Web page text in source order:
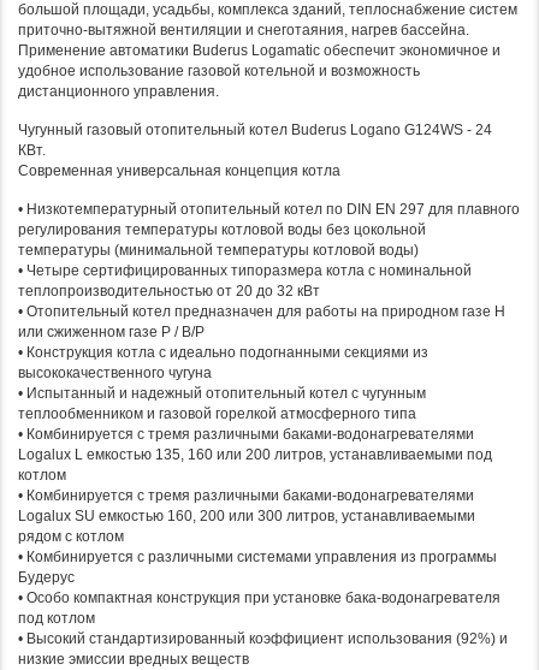
большой площади, усадьбы, комплекса зданий, теплоснабжение систем
приточно-вытяжной вентиляции и снеготаяния, нагрев бассейна.
Применение автоматики Buderus Logamatic обеспечит экономичное и
удобное использование газовой котельной и возможность
дистанционного управления.
Чугунный газовый отопительный котел Buderus Logano G124WS - 24
КВт.
Современная универсальная концепция котла
• Низкотемпературный отопительный котел по DIN EN 297 для плавного
регулирования температуры котловой воды без цокольной
температуры (минимальной температуры котловой воды)
• Четыре сертифицированных типоразмера котла с номинальной
теплопроизводительностью от 20 до 32 кВт
• Отопительный котел предназначен для работы на природном газе H
или сжиженном газе P / B/P
• Конструкция котла с идеально подогнанными секциями из
высококачественного чугуна
• Испытанный и надежный отопительный котел с чугунным
теплообменником и газовой горелкой атмосферного типа
• Комбинируется с тремя различными баками-водонагревателями
Logalux L емкостью 135, 160 или 200 литров, устанавливаемыми под
котлом
• Комбинируется с тремя различными баками-водонагревателями
Logalux SU емкостью 160, 200 или 300 литров, устанавливаемыми
рядом с котлом
• Комбинируется с различными системами управления из программы
Будерус
• Особо компактная конструкция при установке бака-водонагревателя
под котлом
• Высокий стандартизированный коэффициент использования (92%) и
низкие эмиссии вредных веществ